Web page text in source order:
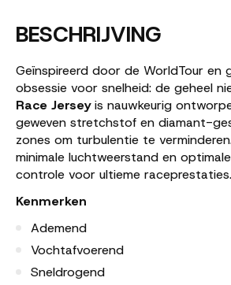
BESCHRIJVING
Geïnspireerd door de WorldTour en
obsessie voor snelheid: de geheel
Race Jerseyis nauwkeurig
geweven stretchstof en diamant-
zones om turbulentie te
minimale luchtweerstand en
controle voor ultieme raceprestaties.
Kenmerken
Ademend
Vochtafvoerend
Sneldrogend